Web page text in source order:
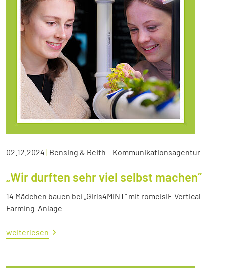
02.12.2024 | Bensing & Reith – Kommunikationsagentur
„Wir durften sehr viel selbst machen“
14 Mädchen bauen bei „Girls4MINT“ mit romeisIE Vertical-
Farming-Anlage
weiterlesen